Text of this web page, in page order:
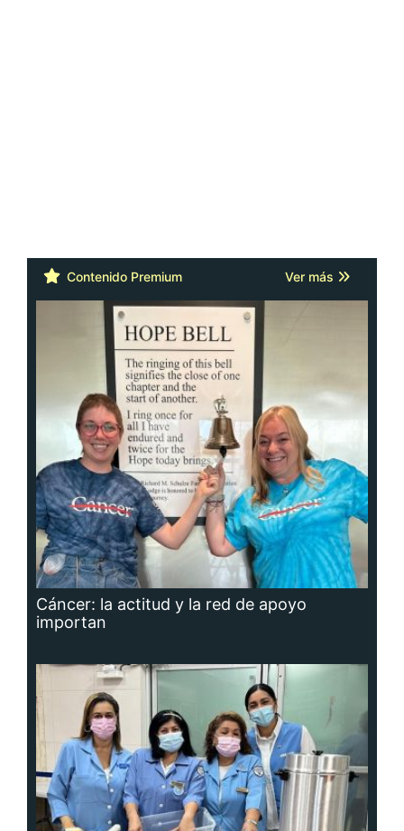
Contenido Premium Ver más
Cáncer: la actitud y la red de apoyo
importan